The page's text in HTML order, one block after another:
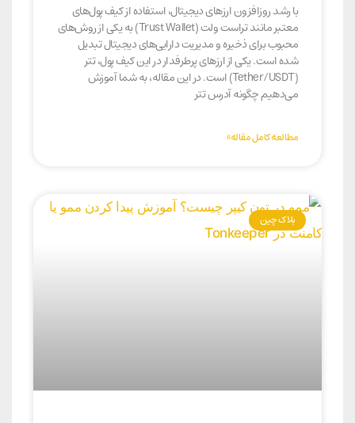
با رشد روزافزون ارزهای دیجیتال، استفاده از کیف پول‌های
معتبر مانند تراست ولت (Trust Wallet) به یکی از روش‌های
محبوب برای ذخیره و مدیریت دارایی‌های دیجیتال تبدیل
شده است. یکی از ارزهای پرطرفدار در این کیف پول، تتر
(Tether/USDT) است. در این مقاله، به شما آموزش
می‌دهیم چگونه آدرس تتر
مطالعه کامل مقاله»
بلاک‌ چین